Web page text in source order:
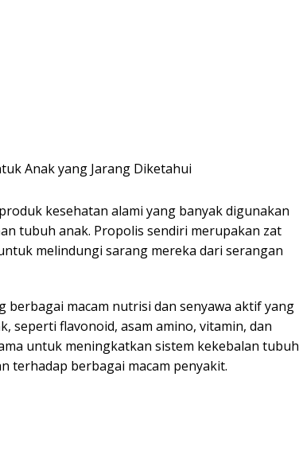
kesehatan alami yang banyak digunakan
tubuh anak. Propolis sendiri merupakan zat
melindungi sarang mereka dari serangan
berbagai macam nutrisi dan senyawa aktif yang
seperti flavonoid, asam amino, vitamin, dan
untuk meningkatkan sistem kekebalan tubuh
terhadap berbagai macam penyakit.